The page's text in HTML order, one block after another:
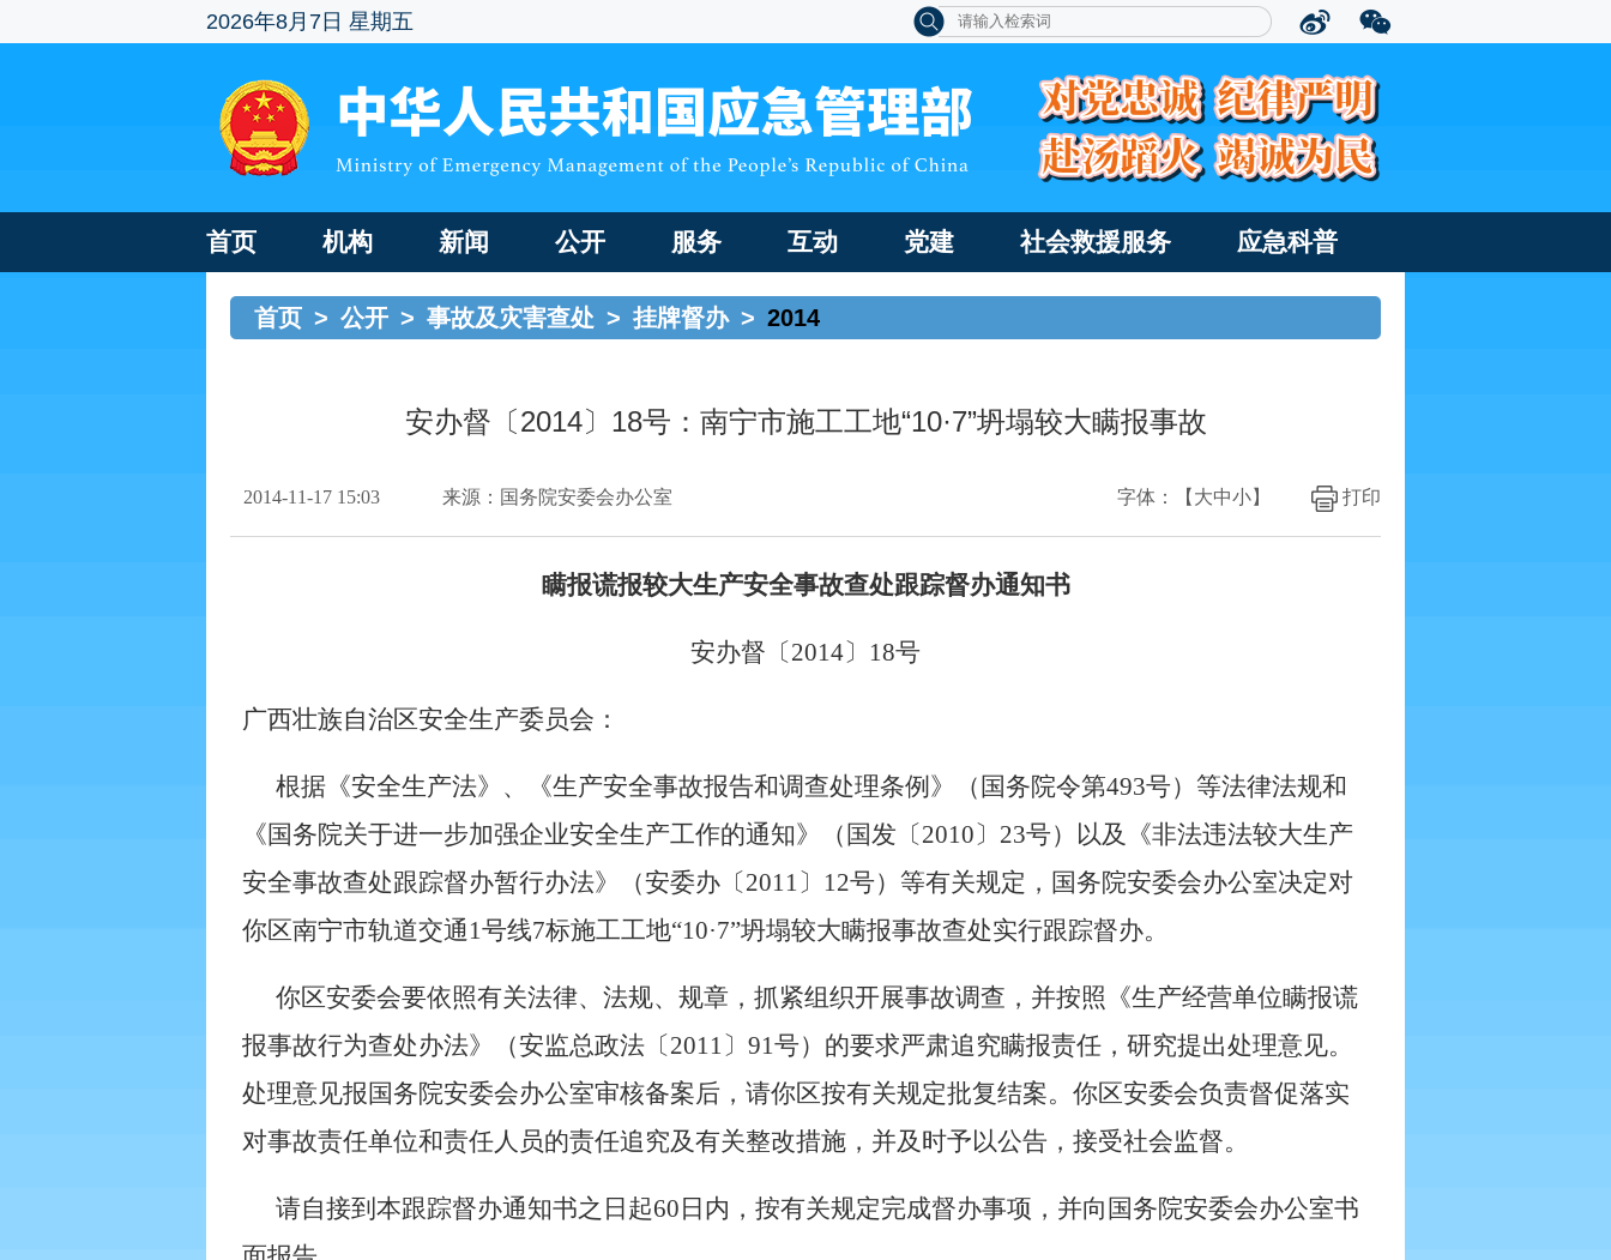
2026年8月7日 星期五
首页 机构 新闻 公开 服务 互动 党建 社会救援服务 应急科普
首页 > 公开 > 事故及灾害查处 > 挂牌督办 > 2014
安办督〔2014〕18号：南宁市施工工地“10·7”坍塌较大瞒报事故
2014-11-17 15:03 来源：国务院安委会办公室 打印
字体：【 大中小】
瞒报谎报较大生产安全事故查处跟踪督办通知书
安办督〔2014〕 18号
广西壮族自治区安全生产委员会：
根据《安全生产法》、《生产安全事故报告和调查处理条例》（国务院令第493号）等法律法规和
《国务院关于进一步加强企业安全生产工作的通知》（国发〔2010〕 23号）以及《非法违法较大生产
安全事故查处跟踪督办暂行办法》（安委办〔2011〕 12号）等有关规定，国务院安委会办公室决定对
你区南宁市轨道交通 1号线7标施工工地“10·7”坍塌较大瞒报事故查处实行跟踪督办。
你区安委会要依照有关法律、法规、规章，抓紧组织开展事故调查，并按照《生产经营单位瞒报谎
报事故行为查处办法》（安监总政法〔2011〕 91号）的要求严肃追究瞒报责任，研究提出处理意见。
处理意见报国务院安委会办公室审核备案后，请你区按有关规定批复结案。你区安委会负责督促落实
对事故责任单位和责任人员的责任追究及有关整改措施，并及时予以公告，接受社会监督。
请自接到本跟踪督办通知书之日起60 日内，按有关规定完成督办事项，并向国务院安委会办公室书